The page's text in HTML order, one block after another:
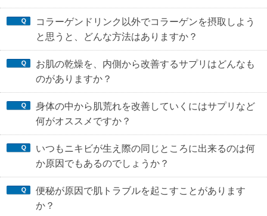
コラーゲンドリンク以外でコラーゲンを摂取しよう
と思うと、どんな方法はありますか？
お肌の乾燥を、内側から改善するサプリはどんなも
のがありますか？
身体の中から肌荒れを改善していくにはサプリなど
何がオススメですか？
いつもニキビが生え際の同じところに出来るのは何
か原因でもあるのでしょうか？
便秘が原因で肌トラブルを起こすことがあります
か？